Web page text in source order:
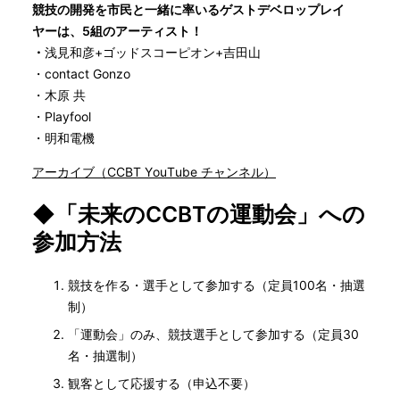
競技の開発を市民と一緒に率いるゲストデベロップレイ
ヤーは、5組のアーティスト！
・ 浅見和彦+ゴッドスコーピオン+吉田山
・contact Gonzo
・木原 共
・Playfool
・明和電機
アーカイブ（CCBT YouTube チャンネル）
◆「未来のCCBTの運動会」への
参加方法
競技を作る・選手として参加する（定員100名・抽選
制）
「運動会」のみ、競技選手として参加する（定員30
名・抽選制）
観客として応援する（申込不要）